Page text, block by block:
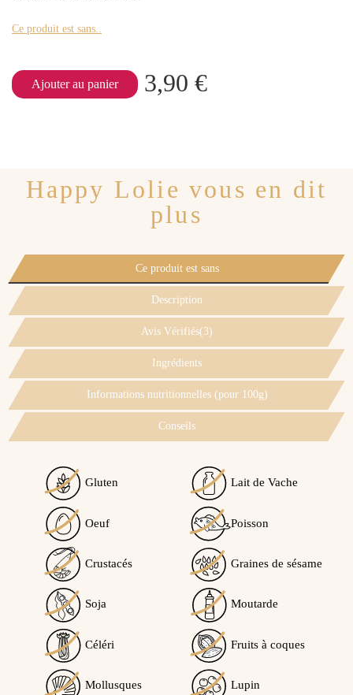
Ce produit est sans..
Ajouter au panier 3,90 €
Happy Lolie vous en dit
plus
Ce produit est sans
Description
Avis Vérifiés(3)
Ingrédients
Informations nutritionnelles (pour 100g)
Conseils
Voir l'attestation de confiance
Avis soumis à un contrôle
4.3/5
avis client(s)
Trier l'affichage des avis :
Ce produit peut contenir des traces de...
Traces éventuelles de soja
Gluten Lait de Vache
Oeuf Poisson
Crustacés Graines de sésame
Soja Moutarde
Céléri Fruits à coques
Mollusques Lupin